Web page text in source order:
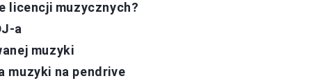
licencji muzycznych?
a
muzyki
muzyki na pendrive